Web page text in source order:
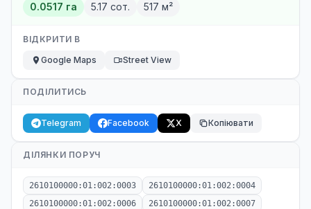
0.0517 га 5.17 сот. 517 м²
ВІДКРИТИ В
Google Maps
Street View
ПОДІЛИТИСЬ
Telegram Facebook X Копіювати
ДІЛЯНКИ ПОРУЧ
2610100000:01:002:0003
2610100000:01:002:0004
2610100000:01:002:0006
2610100000:01:002:0007